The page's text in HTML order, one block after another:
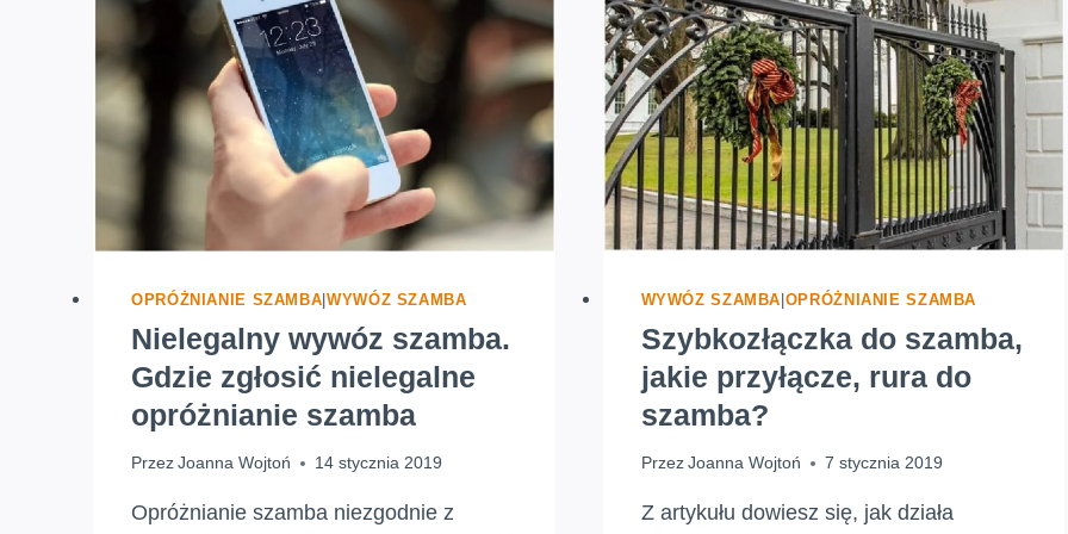
METODY.
JAKĄ
WYBRAĆ?
OPRÓŻNIANIE SZAMBA WYWÓZ SZAMBA
Nielegalny wywóz szamba.
Gdzie zgłosić nielegalne
opróżnianie szamba
PrzezJoanna Wojtoń 14 stycznia 2019
Opróżnianie szamba niezgodnie z
WYWÓZ SZAMBA OPRÓŻNIANIE SZAMBA
Szybkozłączka do szamba,
jakie przyłącze, rura do
szamba?
Przez Joanna Wojtoń 7 stycznia 2019
Z artykułu dowiesz się, jak działa